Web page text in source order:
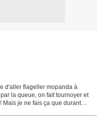
d'aller flageller mopanda à
la queue, on fait tournoyer et
Mais je ne fais ça que durant